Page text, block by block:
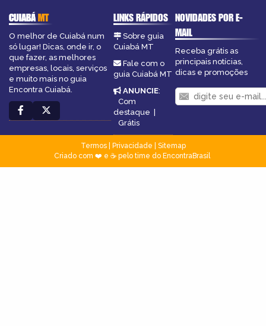
CUIABÁMT
O melhor de Cuiabá num
só lugar! Dicas, onde ir, o
que fazer, as melhores
empresas, locais, serviços
e muito mais no guia
Encontra Cuiabá.
LINKS RÁPIDOS
Sobre guia
Cuiabá MT
Fale com o
guia Cuiabá MT
ANUNCIE:
Com
destaque |
Grátis
NOVIDADES POR E-
MAIL
Receba grátis as
principais notícias,
dicas e promoções
Termos| Privacidade
Sitemap
Criado com ❤️ e ☕ pelo time do EncontraBrasil